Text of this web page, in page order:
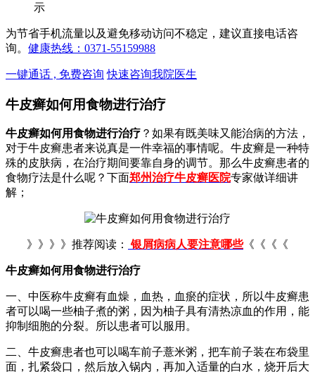
示
为节省手机流量以及避免移动访问不稳定，建议直接电话咨
询。 健康热线：0371-55159988
一键通话 , 免费咨询 快速咨询我院医生
牛皮癣如何用食物进行治疗
牛皮癣如何用食物进行治疗 ？如果有既美味又能治病的方法，
对于牛皮癣患者来说真是一件幸福的事情呢。牛皮癣是一种特
殊的皮肤病，在治疗期间要靠自身的调节。那么牛皮癣患者的
食物疗法是什么呢？下面郑州治疗牛皮癣医院专家做详细讲
解；
》》》》推荐阅读： 银屑病病人要注意哪些《《《《
牛皮癣如何用食物进行治疗
一、中医称牛皮癣有血燥，血热，血瘀的症状，所以牛皮癣患
者可以喝一些柚子煮的粥，因为柚子具有清热凉血的作用，能
抑制细胞的分裂。所以患者可以服用。
二、牛皮癣患者也可以喝车前子薏米粥，把车前子装在布袋里
面，扎紧袋口，然后放入锅内，再加入适量的白水，烧开后大